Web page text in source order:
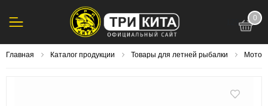
0
Главная Каталог продукции Товары для летней рыбалки